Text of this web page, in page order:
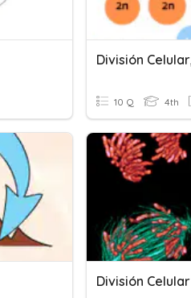
10 Q 4th
División Celular